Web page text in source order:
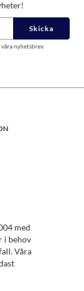
Skicka
nyhetsbrev.
med
i behov
Våra